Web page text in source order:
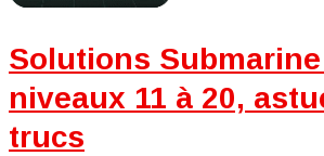
Solutions
niveaux 11 à 20,
trucs